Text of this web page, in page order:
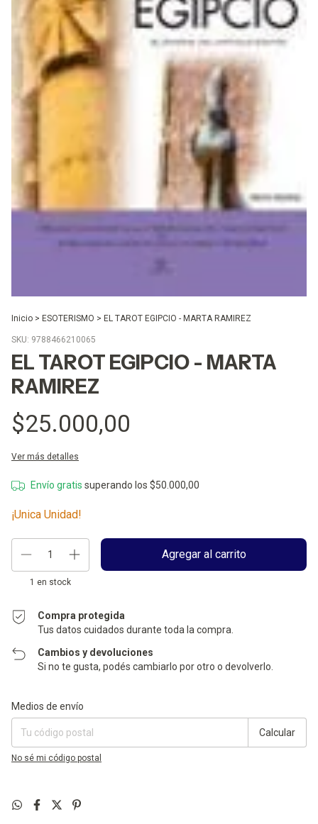
Inicio > ESOTERISMO > EL TAROT EGIPCIO - MARTA RAMIREZ
SKU: 9788466210065
EL TAROT EGIPCIO - MARTA
RAMIREZ
$25.000,00
Ver más detalles
Envío gratis superando los $50.000,00
¡Unica Unidad!
1 en stock
Compra protegida
Tus datos cuidados durante toda la compra.
Cambios y devoluciones
Si no te gusta, podés cambiarlo por otro o devolverlo.
Entregas para el CP:
Medios de envío
Calcular
No sé mi código postal